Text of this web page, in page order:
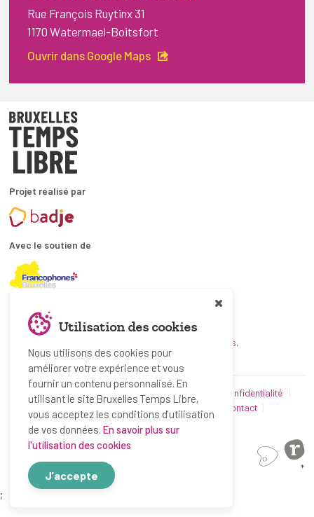
Rue François Ruytinx 31
1170 Watermael-Boitsfort
Ouvrir dans Google Maps
Projet réalisé par
Avec le soutien de
En collaboration avec
et les coordinations ATL bruxelloises.
© Bruxelles Temps Libre 2019-2026
Politique de confidentialité
Utilisation des cookies
Contact
Partenaires
*
Utilisation des cookies
Nous utilisons des cookies pour
améliorer votre expérience et vous
fournir un contenu personnalisé. En
utilisant le site Bruxelles Temps Libre,
vous acceptez les conditions d’utilisation
de vos données. En savoir plus sur
l'utilisation des cookies
J’accepte
;